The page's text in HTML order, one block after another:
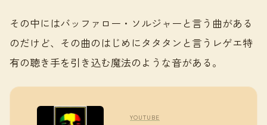
その中にはバッファロー・ソルジャーと言う曲がある
のだけど、その曲のはじめにタタタンと言うレゲエ特
有の聴き手を引き込む魔法のような音がある。
YOUTUBE